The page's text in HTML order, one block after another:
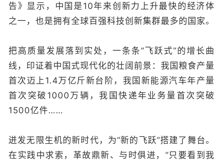
告》显示，中国是10年来创新力上升最快的经济体
之一，也是拥有全球百强科技创新集群最多的国家。
把高质量发展落到实处，一条条“飞跃式”的增长曲
线，印证着中国式现代化的壮阔前景：我国粮食产量
首次迈上1.4万亿斤新台阶，我国新能源汽车年产量
首次突破1000万辆，我国快递年业务量首次突破
1500亿件……
迸发无限生机的新时代，为“新的飞跃”搭建了舞台。
在实践中求索，革故鼎新、与时俱进，“只要看到我